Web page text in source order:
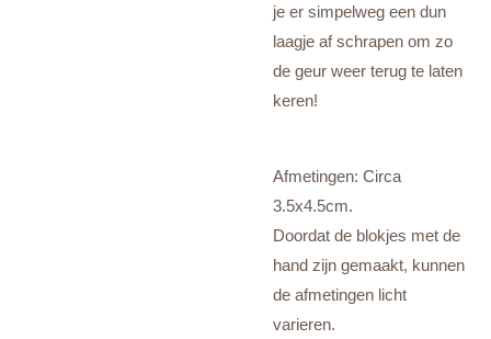
je er simpelweg een dun
laagje af schrapen om zo
de geur weer terug te laten
keren!
Afmetingen: Circa
3.5x4.5cm.
Doordat de blokjes met de
hand zijn gemaakt, kunnen
de afmetingen licht
varieren.